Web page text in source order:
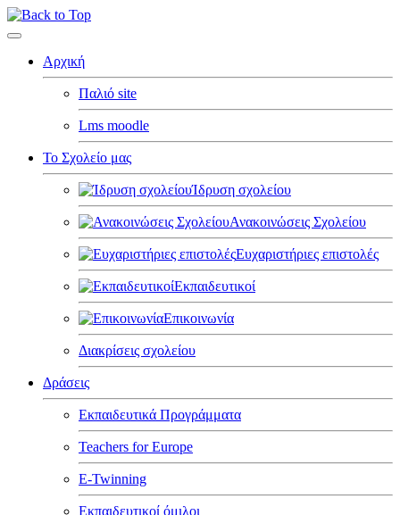
Αρχική
Παλιό site
Lms moodle
Το Σχολείο μας
Ίδρυση σχολείου
Ανακοινώσεις Σχολείου
Ευχαριστήριες επιστολές
Εκπαιδευτικοί
Επικοινωνία
Διακρίσεις σχολείου
Δράσεις
Εκπαιδευτικά Προγράμματα
Teachers for Europe
E-Twinning
Εκπαιδευτικοί όμιλοι